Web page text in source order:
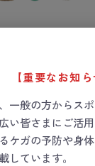
【重要なお知ら
一般の方からス
い皆さまにご活
ケガの予防や身
しています。
トレー
問い合わせ